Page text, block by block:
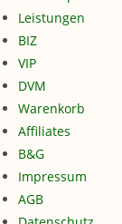
Leistungen
BIZ
VIP
DVM
Warenkorb
Affiliates
B&G
Impressum
AGB